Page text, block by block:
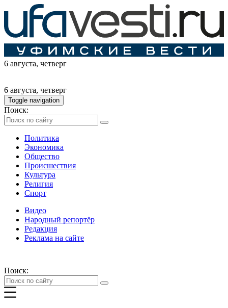
6 августа, четверг
6 августа, четверг
Toggle navigation
Поиск:
Политика
Экономика
Общество
Происшествия
Культура
Религия
Спорт
Видео
Народный репортёр
Редакция
Реклама на сайте
Поиск: